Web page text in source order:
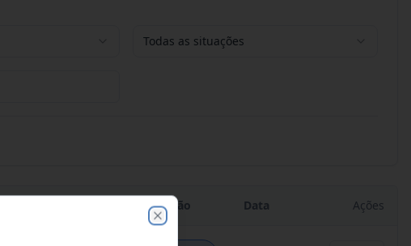
Todas as situações
Situação Data Ações
Close